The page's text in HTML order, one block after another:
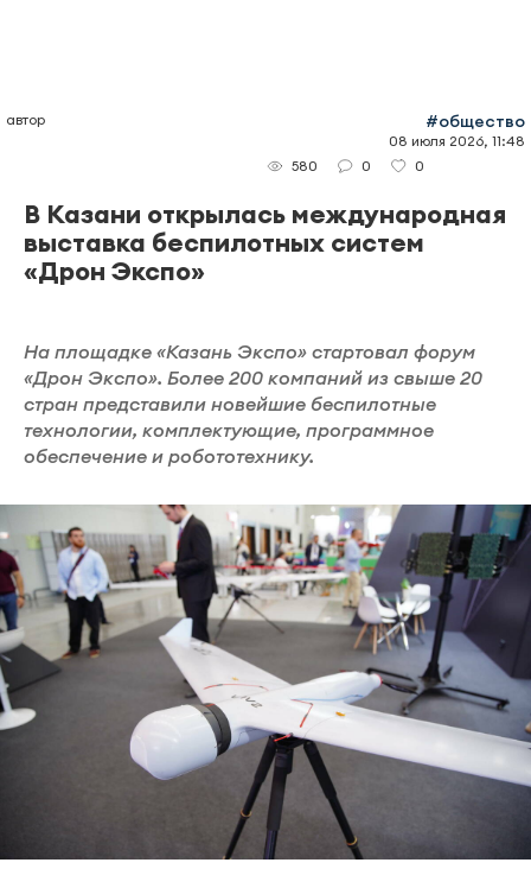
автор #общество
08 июля 2026, 11:48
580
0 0
В Казани открылась международная
выставка беспилотных систем
«Дрон Экспо»
На площадке «Казань Экспо» стартовал форум
«Дрон Экспо». Более 200 компаний из свыше 20
стран представили новейшие беспилотные
технологии, комплектующие, программное
обеспечение и робототехнику.